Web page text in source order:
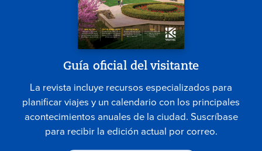
Guía oficial del visitante
La revista incluye recursos especializados para
planificar viajes y un calendario con los principales
acontecimientos anuales de la ciudad. Suscríbase
para recibir la edición actual por correo.